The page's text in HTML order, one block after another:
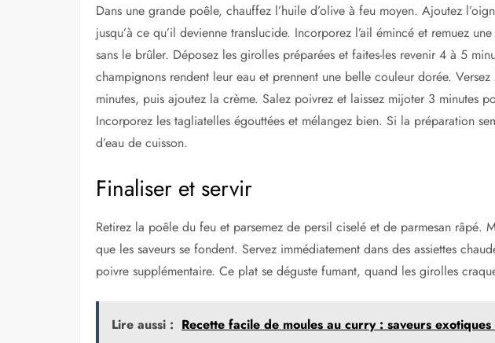
Dans une grande poêle, chauffez l’huile d’olive à feu moyen. Ajoutez
jusqu’à ce qu’il devienne translucide. Incorporez l’ail émincé et remuez
sans le brûler. Déposez les girolles préparées et faites-les revenir 4 à 5
champignons rendent leur eau et prennent une belle couleur dorée.
minutes, puis ajoutez la crème. Salez poivrez et laissez mijoter 3 minutes
Incorporez les tagliatelles égouttées et mélangez bien. Si la préparation
d’eau de cuisson.
Finaliser et servir
Retirez la poêle du feu et parsemez de persil ciselé et de parmesan râpé.
que les saveurs se fondent. Servez immédiatement dans des assiettes
poivre supplémentaire. Ce plat se déguste fumant, quand les girolles
Lire aussi : Recette facile de moules au curry : saveurs exotiques